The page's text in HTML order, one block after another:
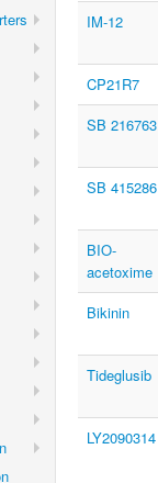
IM-12
CP21R7
SB 216763
SB 415286
BIO-
acetoxime
Bikinin
Tideglusib
LY2090314